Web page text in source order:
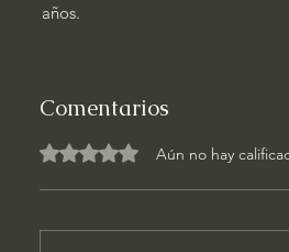
años.
Comentarios
Obtuvo 0 de 5 estrellas.Aún no hay